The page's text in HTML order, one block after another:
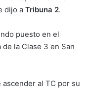
dijo a Tribuna 2.
puesto en el
la Clase 3 en San
al TC por su